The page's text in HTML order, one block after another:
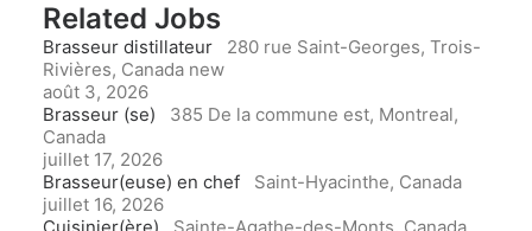
Related Jobs
Brasseur distillateur
280 rue Saint-Georges, Trois-
Rivières, Canada new
août 3, 2026
Brasseur (se)
385 De la commune est, Montreal,
Canada
juillet 17, 2026
Brasseur(euse) en chef
Saint-Hyacinthe, Canada
juillet 16, 2026